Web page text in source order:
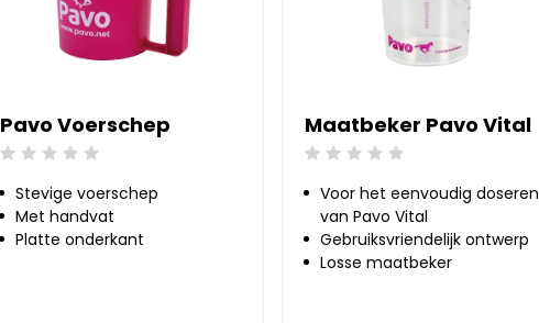
Pavo Voerschep
Beoordeling: 0/5
Stevige voerschep
Met handvat
Platte onderkant
Maatbeker Pavo Vital
Beoordeling: 0/5
Voor het eenvoudig doseren
van Pavo Vital
Gebruiksvriendelijk ontwerp
Losse maatbeker